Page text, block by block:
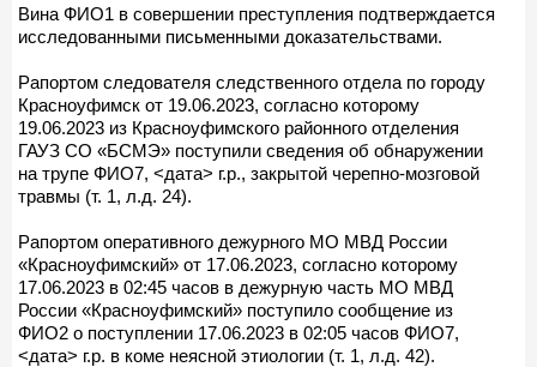
Вина ФИО1 в совершении преступления подтверждается
исследованными письменными доказательствами.
Рапортом следователя следственного отдела по городу
Красноуфимск от 19.06.2023, согласно которому
19.06.2023 из Красноуфимского районного отделения
ГАУЗ СО «БСМЭ» поступили сведения об обнаружении
на трупе ФИО7, <дата> г.р., закрытой черепно-мозговой
травмы (т. 1, л.д. 24).
Рапортом оперативного дежурного МО МВД России
«Красноуфимский» от 17.06.2023, согласно которому
17.06.2023 в 02:45 часов в дежурную часть МО МВД
России «Красноуфимский» поступило сообщение из
ФИО2 о поступлении 17.06.2023 в 02:05 часов ФИО7,
<дата> г.р. в коме неясной этиологии (т. 1, л.д. 42).